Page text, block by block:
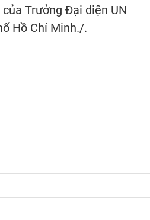
Trưởng Đại diện UN
Hồ Chí Minh./.